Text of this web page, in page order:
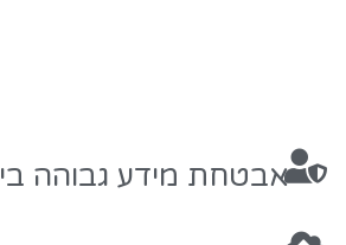
אבטחת מידע גבוהה